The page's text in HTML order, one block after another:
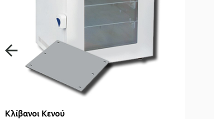
Κλίβανοι Κενού